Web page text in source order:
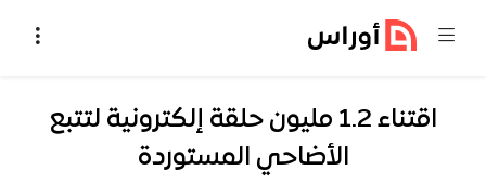
اقتناء 1.2 مليون حلقة إلكترونية لتتبع
الأضاحي المستوردة